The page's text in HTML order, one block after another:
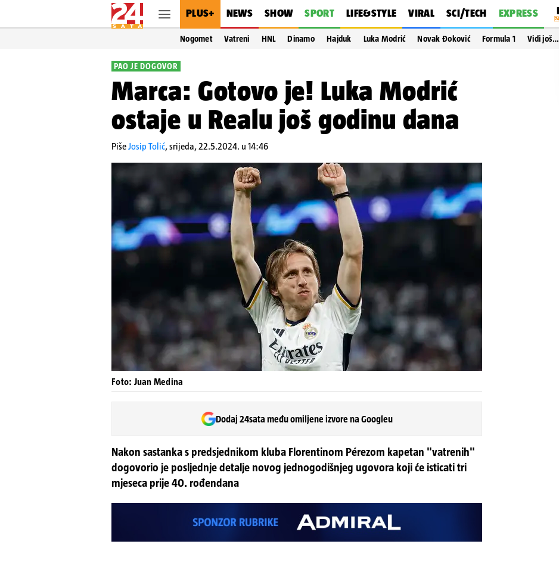
PLUS+ NEWS SHOW SPORT LIFE&STYLE VIRAL SCI/TECH EXPRESS
Nogomet Vatreni HNL Dinamo Hajduk Luka Modrić Novak Đoković Formula 1 Vidi još…
PAO JE DOGOVOR
Marca: Gotovo je! Luka Modrić
ostaje u Realu još godinu dana
PišeJosip Tolić,srijeda, 22.5.2024. u 14:46
Foto: Juan Medina
Dodaj 24sata među omiljene izvore na Googleu
Nakon sastanka s predsjednikom kluba Florentinom Pérezom kapetan "vatrenih"
dogovorio je posljednje detalje novog jednogodišnjeg ugovora koji će isticati tri
mjeseca prije 40. rođendana